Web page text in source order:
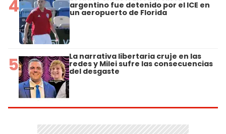
4 argentino fue detenido por el ICE en
un aeropuerto de Florida
5 La narrativa libertaria cruje en las
redes y Milei sufre las consecuencias
del desgaste